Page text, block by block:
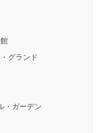
グランド
・ガーデン